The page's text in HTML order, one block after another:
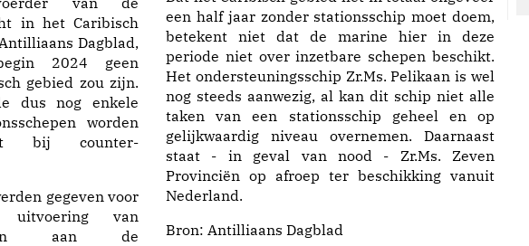
in het Caribisch
Dagblad,
2024 geen
gebied zou zijn.
dus nog enkele
worden
bij counter-
gegeven voor
van
aan de
een half jaar zonder stationsschip moet doem,
betekent niet dat de marine hier in deze
periode niet over inzetbare schepen beschikt.
Het ondersteuningsschip Zr.Ms. Pelikaan is wel
nog steeds aanwezig, al kan dit schip niet alle
taken van een stationsschip geheel en op
gelijkwaardig niveau overnemen. Daarnaast
staat - in geval van nood - Zr.Ms. Zeven
Provinciën op afroep ter beschikking vanuit
Nederland.
Bron: Antilliaans Dagblad